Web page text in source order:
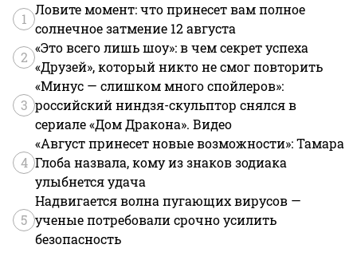
1
Ловите момент: что принесет вам полное
солнечное затмение 12 августа
2
«Это всего лишь шоу»: в чем секрет успеха
«Друзей», который никто не смог повторить
3
«Минус — слишком много спойлеров»:
российский ниндзя-скульптор снялся в
сериале «Дом Дракона». Видео
4
«Август принесет новые возможности»: Тамара
Глоба назвала, кому из знаков зодиака
улыбнется удача
5
Надвигается волна пугающих вирусов —
ученые потребовали срочно усилить
безопасность